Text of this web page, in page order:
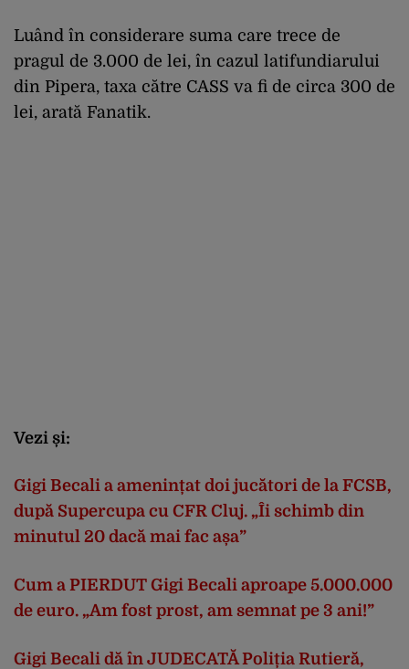
Luând în considerare suma care trece de
pragul de 3.000 de lei, în cazul latifundiarului
din Pipera, taxa către CASS va fi de circa 300 de
lei, arată Fanatik.
Vezi și:
Gigi Becali a amenințat doi jucători de la FCSB,
după Supercupa cu CFR Cluj. „Îi schimb din
minutul 20 dacă mai fac așa”
Cum a PIERDUT Gigi Becali aproape 5.000.000
de euro. „Am fost prost, am semnat pe 3 ani!”
Gigi Becali dă în JUDECATĂ Poliția Rutieră,